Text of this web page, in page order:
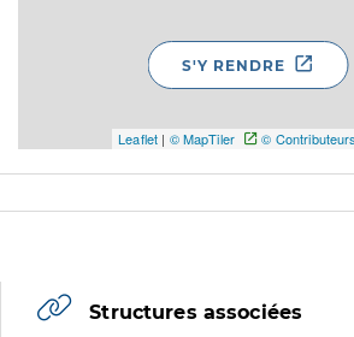
Leaflet | © MapTiler ©
S'Y RENDRE
Structures associées